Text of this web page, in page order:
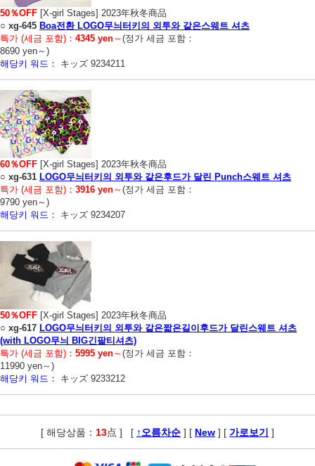
50％OFF [X-girl Stages] 2023年秋冬商品
○ xg-645 Boa전환 LOGO무늬터키의 외투와 같은스웨트 셔츠
특가 (세금 포함)： 4345 yen～(정가 세금 포함：
8690 yen～)
해당키 워드：
キッズ 9234211
60％OFF [X-girl Stages] 2023年秋冬商品
○ xg-631 LOGO무늬터키의 외투와 같은후드가 달린 Punch스웨트 셔츠
특가 (세금 포함)： 3916 yen～(정가 세금 포함：
9790 yen～)
해당키 워드：
キッズ 9234207
50％OFF [X-girl Stages] 2023年秋冬商品
○ xg-617 LOGO무늬터키의 외투와 같은짧은길이후드가 달린스웨트 셔츠
(with LOGO무늬 BIG긴팔티셔츠)
특가 (세금 포함)： 5995 yen～(정가 세금 포함：
11990 yen～)
해당키 워드：
キッズ 9233212
[ 해당상품： 13点 ] [ ↑오름차순 ] [ New ] [ 가로보기 ]